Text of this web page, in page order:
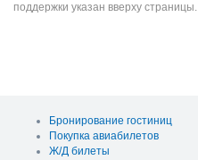
поддержки указан вверху страницы.
Бронирование гостиниц
Покупка авиабилетов
Ж/Д билеты